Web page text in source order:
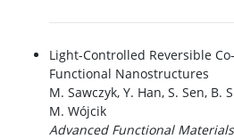
Light-Controlled Reversible
Functional Nanostructures
M. Sawczyk, Y. Han, S. Sen, B.
M. Wójcik
Advanced Functional